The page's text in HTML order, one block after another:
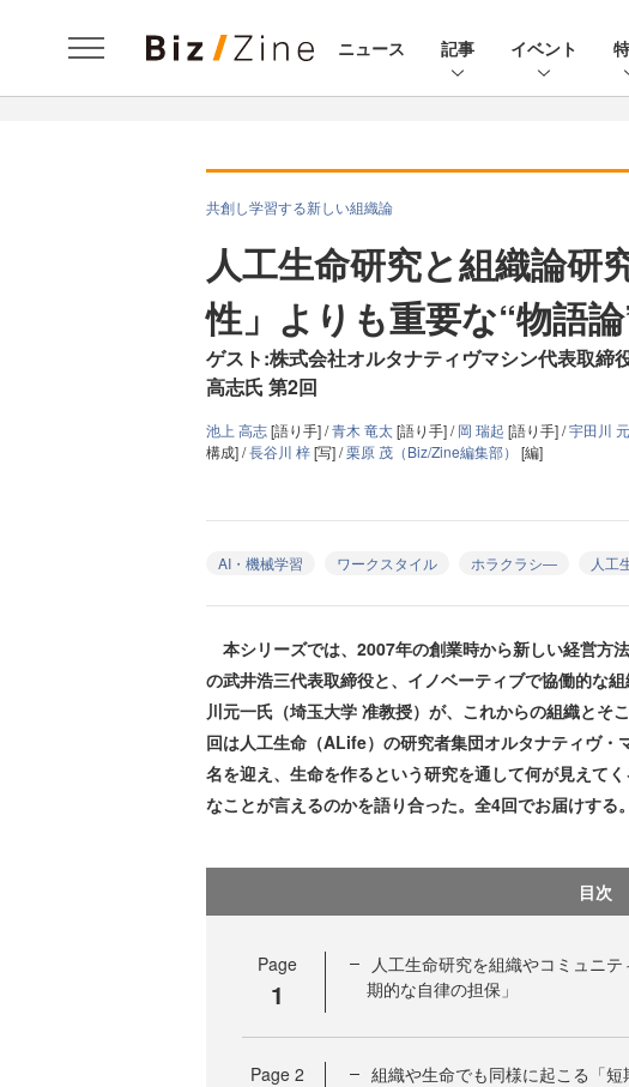
ニュース 記事 イベント
共創し学習する新しい組織論
人工生命研究と組織論研
性」よりも重要な“物語
ゲスト:株式会社オルタナティヴマシン代表取締
高志氏 第2回
池上 高志[語り手] /青木 竜太[語り手] /岡 瑞起 [語り手] /宇田川
構成] /長谷川 梓[写] /栗原 茂（Biz/Zine編集部） [編]
AI・機械学習 ワークスタイル ホラクラシ― 人工
本シリーズでは、2007年の創業時から新しい経営方
の武井浩三代表取締役と、イノベーティブで協働的な
川元一氏（埼玉大学 准教授）が、これからの組織とそ
回は人工生命（ALife）の研究者集団オルタナティヴ
名を迎え、生命を作るという研究を通して何が見えて
なことが言えるのかを語り合った。全4回でお届けする
目次
Page
1
人工生命研究を組織やコミュニ
期的な自律の担保」
Page 2 組織や生命でも同様に起こる「短